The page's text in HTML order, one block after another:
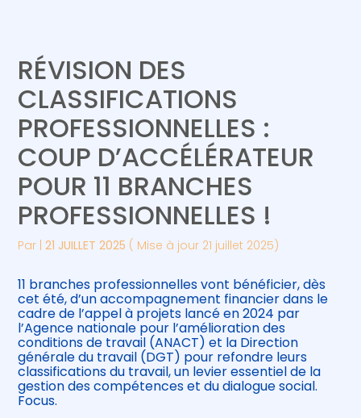
Gérer votre quotidien
Piloter votre entreprise
Développer votre entreprise
Construire votre patrimoine
Être prêt pour la facturation
Suivre votre comptabilité
Gérer vos ressources humaines
RÉVISION DES
CLASSIFICATIONS
PROFESSIONNELLES :
COUP D’ACCÉLÉRATEUR
POUR 11 BRANCHES
PROFESSIONNELLES !
Par |21 JUILLET 2025 ( Mise à jour 21 juillet 2025)
11 branches professionnelles vont bénéficier, dès
cet été, d’un accompagnement financier dans le
cadre de l’appel à projets lancé en 2024 par
l’Agence nationale pour l’amélioration des
conditions de travail (ANACT) et la Direction
générale du travail (DGT) pour refondre leurs
classifications du travail, un levier essentiel de la
gestion des compétences et du dialogue social.
Focus.